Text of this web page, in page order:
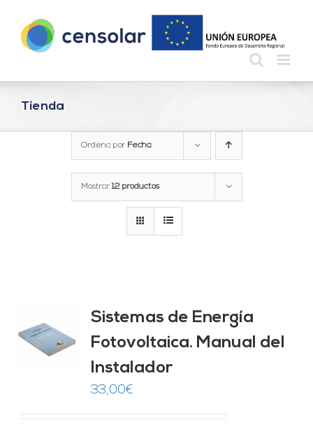
contenido
Tienda
Ordena por Fecha
Mostrar12 productos
de 5
Sistemas de Energía
Fotovoltaica. Manual del
Instalador
33,00€